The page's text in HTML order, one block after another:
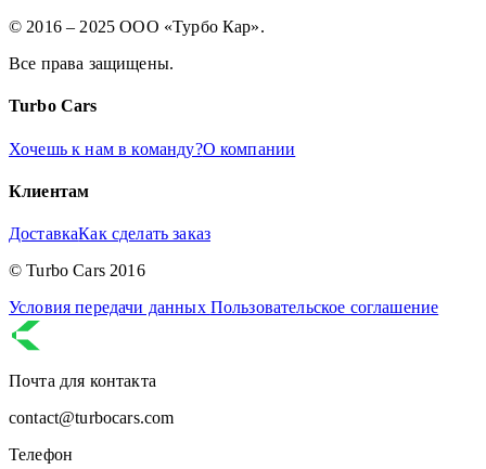
© 2016 – 2025 ООО «Турбо Кар».
Все права защищены.
Turbo Cars
Хочешь к нам в команду?О компании
Клиентам
ДоставкаКак сделать заказ
© Turbo Cars 2016
Условия передачи данных Пользовательское соглашение
Почта для контакта
contact@turbocars.com
Телефон